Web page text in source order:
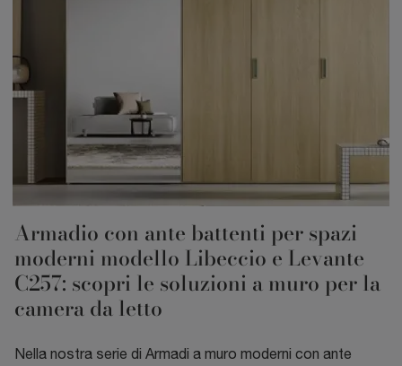
Armadio con ante battenti per spazi
moderni modello Libeccio e Levante
C257: scopri le soluzioni a muro per la
camera da letto
Nella nostra serie di Armadi a muro moderni con ante